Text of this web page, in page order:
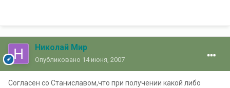
Николай Мир
Опубликовано 14 июня, 2007
Согласен со Станиславом,что при получении какой либо